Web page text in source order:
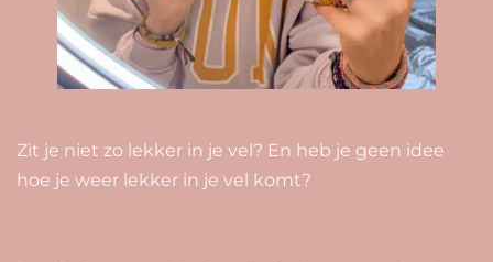
Zit je niet zo lekker in je vel? En heb je geen idee
hoe je weer lekker in je vel komt?